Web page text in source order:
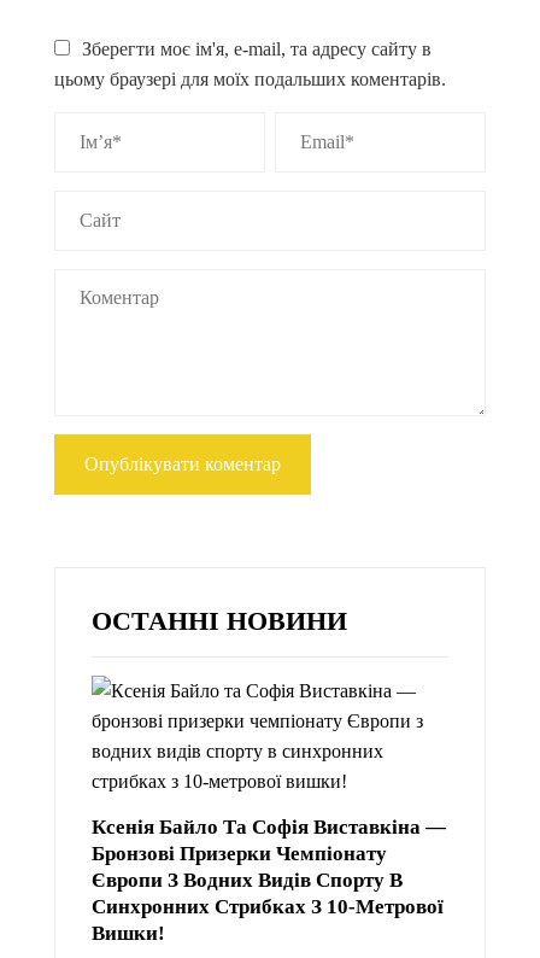
Зберегти моє ім'я, e-mail, та адресу сайту в
цьому браузері для моїх подальших коментарів.
ОСТАННІ НОВИНИ
Ксенія Байло Та Софія Виставкіна —
Бронзові Призерки Чемпіонату
Європи З Водних Видів Спорту В
Синхронних Стрибках З 10-Метрової
Вишки!